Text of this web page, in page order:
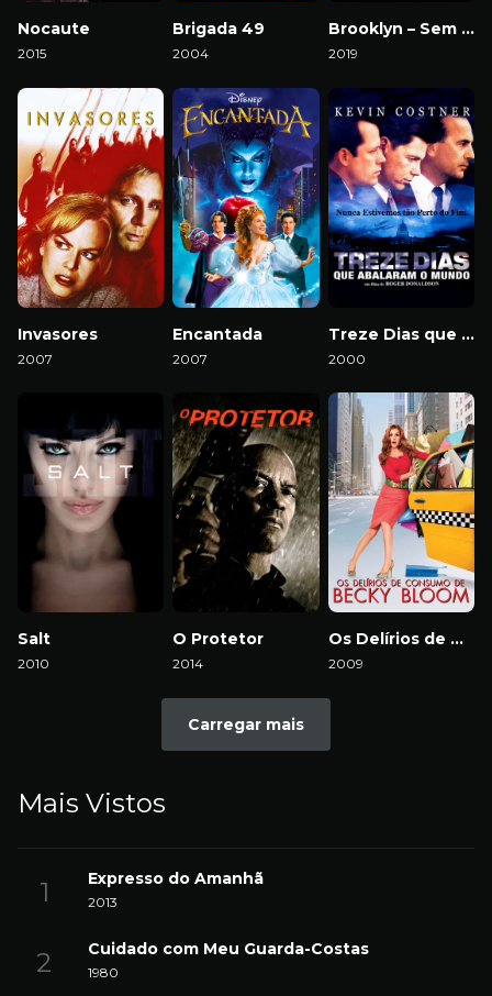
Nocaute
2015
Brigada 49
2004
Brooklyn – Sem Pai Nem Mãe
2019
Invasores
2007
Encantada
2007
Treze Dias que Abalaram o Mundo
2000
Salt
2010
O Protetor
2014
Os Delírios de Consumo de Becky Bloom
2009
Carregar mais
Mais Vistos
Expresso do Amanhã
2013
Cuidado com Meu Guarda-Costas
1980